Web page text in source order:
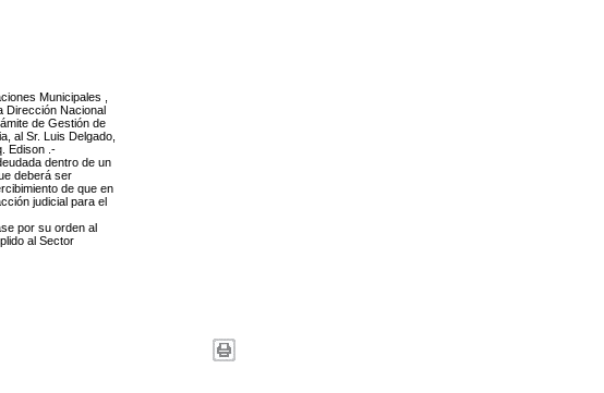
Municipales ,
Dirección Nacional
de Gestión de
al Sr. Luis Delgado,
Edison .-
dentro de un
deberá ser
de que en
judicial para el
por su orden al
al Sector